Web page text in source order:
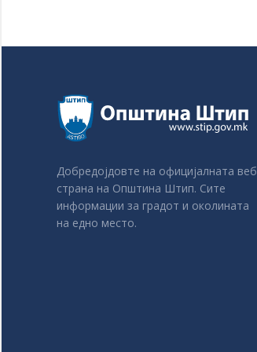
Добредојдовте на официјалната веб
страна на Општина Штип. Сите
информации за градот и околината
на едно место.